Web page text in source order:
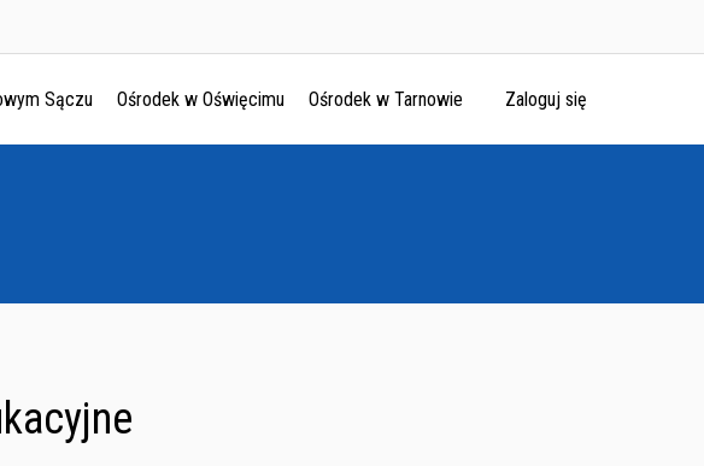
Sączu Ośrodek w Oświęcimu Ośrodek w Tarnowie Zaloguj się